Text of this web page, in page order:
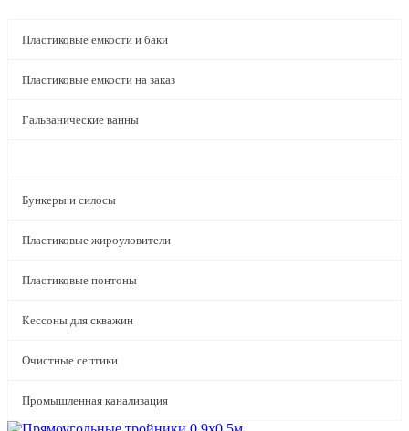
Пластиковые емкости и баки
Пластиковые емкости на заказ
Гальванические ванны
Бункеры и силосы
Пластиковые жироуловители
Пластиковые понтоны
Кессоны для скважин
Очистные септики
Промышленная канализация